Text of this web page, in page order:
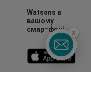
Watsons в
вашому
смартфоні
x